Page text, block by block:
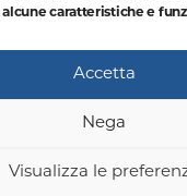
caratteristiche e
Accetta
Nega
Visualizza le
REA C.C.I.A.A. CN 239708
| Tutti i diritti sono